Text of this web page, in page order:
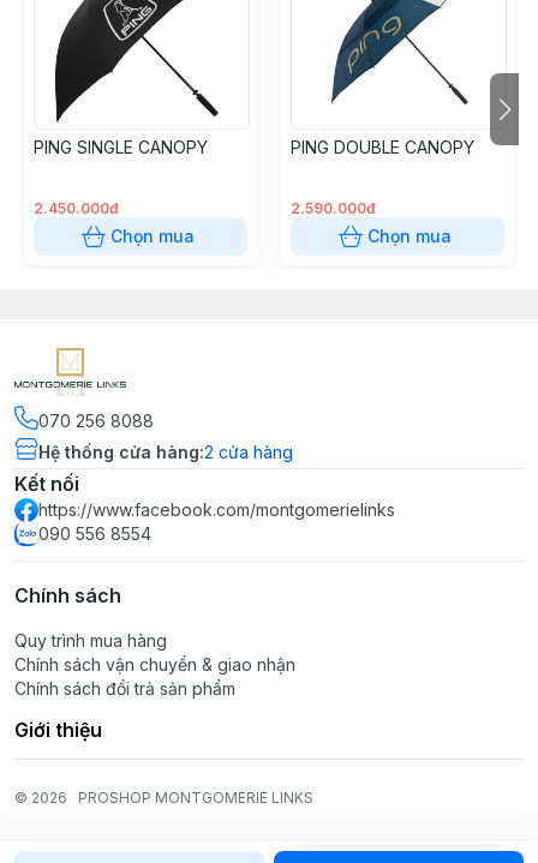
PING SINGLE CANOPY
2.450.000đ
Chọn mua
PING DOUBLE CANOPY
2.590.000đ
Chọn mua
070 256 8088
Hệ thống cửa hàng:2 cửa hàng
Kết nối
https://www.facebook.com/montgomerielinks
090 556 8554
Chính sách
Quy trình mua hàng
Chính sách vận chuyển & giao nhận
Chính sách đổi trả sản phẩm
Giới thiệu
© 2026 PROSHOP MONTGOMERIE LINKS